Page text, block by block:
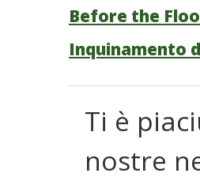
Before the
Inquinamento
Ti è
nostre